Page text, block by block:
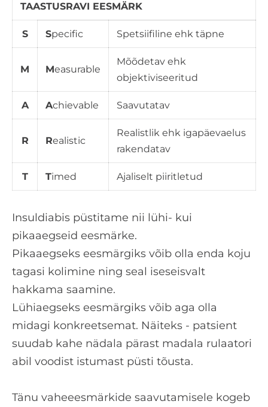
TAASTUSRAVI EESMÄRK
S Specific Spetsiifiline ehk täpne
M Measurable
Mõõdetav ehk
objektiviseeritud
A Achievable Saavutatav
R Realistic
Realistlik ehk igapäevaelus
rakendatav
T Timed Ajaliselt piiritletud
Insuldiabis püstitame nii lühi- kui
pikaaegseid eesmärke.
Pikaaegseks eesmärgiks võib olla enda koju
tagasi kolimine ning seal iseseisvalt
hakkama saamine.
Lühiaegseks eesmärgiks võib aga olla
midagi konkreetsemat. Näiteks - patsient
suudab kahe nädala pärast madala rulaatori
abil voodist istumast püsti tõusta.
Tänu vaheeesmärkide saavutamisele kogeb